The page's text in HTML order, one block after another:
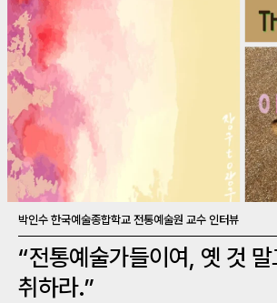
박인수 한국예술종합학교 전통예술원 교수 인터뷰
“전통예술가들이여, 옛 것
취하라.”